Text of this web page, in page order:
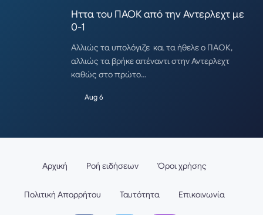
Ηττα του ΠΑΟΚ από την Αντερλεχτ με
0-1
Αλλιώς τα υπολόγιζε και τα ήθελε ο ΠΑΟΚ,
αλλιώς τα βρήκε απέναντι στην Αντερλεχτ
καθώς στο πρώτο…
Aug 6
Αρχική Ροή ειδήσεων Όροι χρήσης
Πολιτική Απορρήτου Ταυτότητα Επικοινωνία